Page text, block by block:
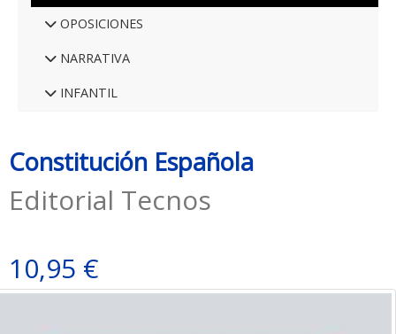
OPOSICIONES
NARRATIVA
INFANTIL
Constitución Española
Editorial Tecnos
10,95 €